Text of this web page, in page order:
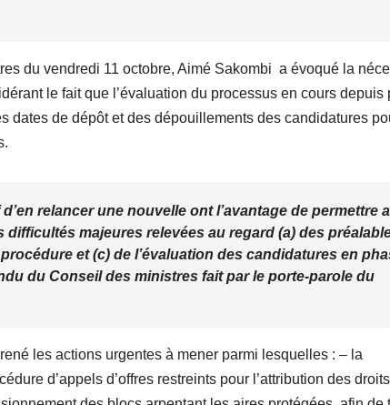
du vendredi 11 octobre, Aimé Sakombi a évoqué la
le fait que l’évaluation du processus en cours depuis
dates de dépôt et des dépouillements des candidatures
relancer une nouvelle ont l’avantage de permettre
majeures relevées au regard (a) des
et (c) de l’évaluation des candidatures en
du Conseil des ministres fait par le porte-parole du
les actions urgentes à mener parmi lesquelles : – la
d’appels d’offres restreints pour l’attribution des droits